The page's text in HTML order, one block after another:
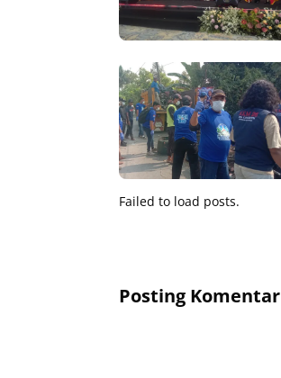
Failed to load posts.
Posting Komentar